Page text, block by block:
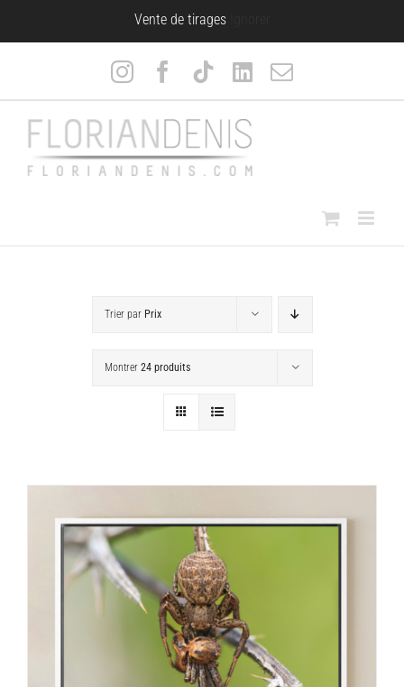
Vente de tirages
au
InstagramFacebook
TiktokLinkedIn
Email
Trier par Prix
Montrer 24 produits